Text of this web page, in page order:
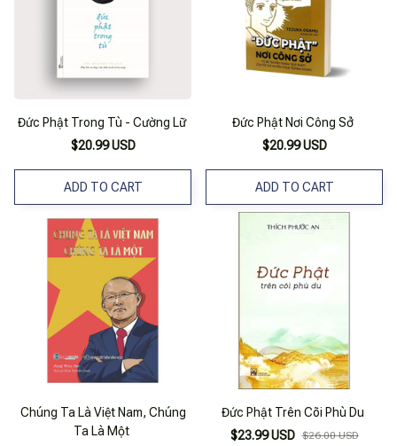
Đức Phật Trong Tù - Cường Lữ
$20.99 USD
ADD TO CART
Đức Phật Nơi Công Sở
$20.99 USD
ADD TO CART
Chúng Ta Là Việt Nam, Chúng
Ta Là Một
Đức Phật Trên Cõi Phù Du
$23.99 USD $26.00 USD